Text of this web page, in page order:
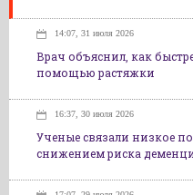
14:07, 31 июля 2026
Врач объяснил, как
помощью растяжки
16:37, 30 июля 2026
Ученые связали низкое
снижением риска